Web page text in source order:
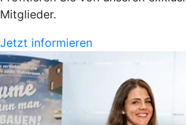
Mitglieder.
Jetzt informieren